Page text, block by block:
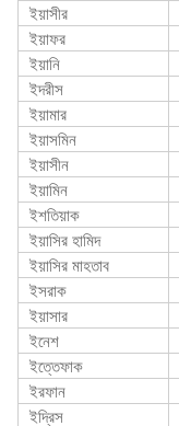
ইয়াসীর
ইয়াফর
ইয়ানি
ইদরীস
ইয়ামার
ইয়াসমিন
ইয়াসীন
ইয়ামিন
ইশতিয়াক
ইয়াসির হামিদ
ইয়াসির মাহতাব
ইসরাক
ইয়াসার
ইনেশ
ইত্তেফাক
ইরফান
ইদ্রিস